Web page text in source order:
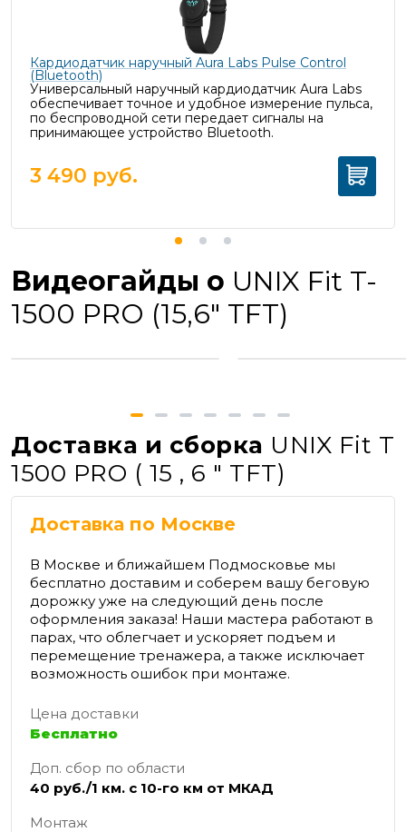
Кардиодатчик наручный Aura Labs Pulse Control
(Bluetooth)
Универсальный наручный кардиодатчик Aura Labs
обеспечивает точное и удобное измерение пульса,
по беспроводной сети передает сигналы на
принимающее устройство Bluetooth.
3 490 руб.
Видеогайды о UNIX Fit T-
1500 PRO (15,6" TFT)
Доставка и сборка UNIX Fit T
1500 PRO ( 15 , 6 " TFT)
Доставка по Москве
В Москве и ближайшем Подмосковье мы
бесплатно доставим и соберем вашу беговую
дорожку уже на следующий день после
оформления заказа! Наши мастера работают в
парах, что облегчает и ускоряет подъем и
перемещение тренажера, а также исключает
возможность ошибок при монтаже.
Цена доставки
Бесплатно
Доп. сбор по области
40 руб./1 км. с 10-го км от МКАД
Монтаж